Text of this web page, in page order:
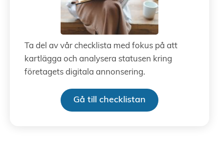
Ta del av vår checklista med fokus på att
kartlägga och analysera statusen kring
företagets digitala annonsering.
Gå till checklistan